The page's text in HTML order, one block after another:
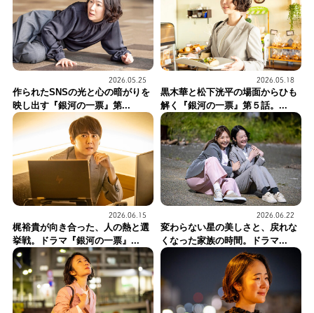
2026.05.25
作られたSNSの光と心の暗がりを
映し出す『銀河の一票』第...
2026.05.18
黒木華と松下洸平の場面からひも
解く『銀河の一票』第５話。...
2026.06.15
梶裕貴が向き合った、人の熱と選
挙戦。ドラマ『銀河の一票』...
2026.06.22
変わらない星の美しさと、戻れな
くなった家族の時間。ドラマ...